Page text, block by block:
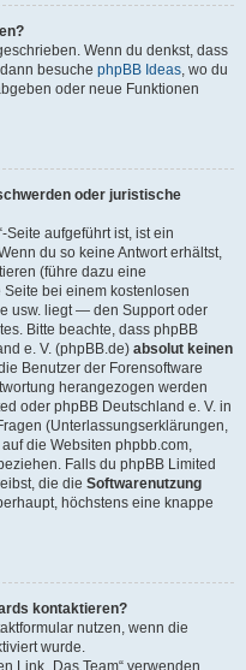
Wenn du denkst, dass
besuche phpBB Ideas, wo du
oder neue Funktionen
oder juristische
Seite aufgeführt ist, ist ein
du so keine Antwort erhältst,
(führe dazu eine
bei einem kostenlosen
usw. liegt — den Support oder
Bitte beachte, dass phpBB
e. V. (phpBB.de) absolut keinen
Benutzer der Forensoftware
herangezogen werden
oder phpBB Deutschland e. V. in
(Unterlassungserklärungen,
auf die Websiten phpbb.com,
Falls du phpBB Limited
die die Softwarenutzung
höchstens eine knappe
kontaktieren?
nutzen, wenn die
wurde.
Link „Das Team“ verwenden.